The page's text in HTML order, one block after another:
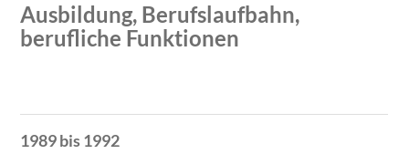
Ausbildung, Berufslaufbahn,
berufliche Funktionen
Zeitraum
Tätigkeit
1989 bis 1992